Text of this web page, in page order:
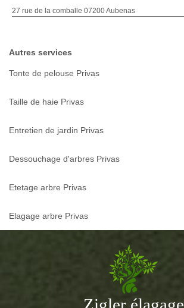
27 rue de la comballe 07200 Aubenas
Autres services
Tonte de pelouse Privas
Taille de haie Privas
Entretien de jardin Privas
Dessouchage d'arbres Privas
Etetage arbre Privas
Elagage arbre Privas